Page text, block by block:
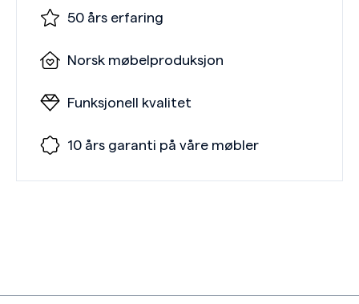
50 års erfaring
Norsk møbelproduksjon
Funksjonell kvalitet
10 års garanti på våre møbler